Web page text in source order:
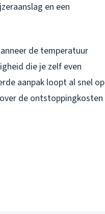
en een
de temperatuur
die je zelf even
aanpak loopt al snel op
de ontstoppingkosten